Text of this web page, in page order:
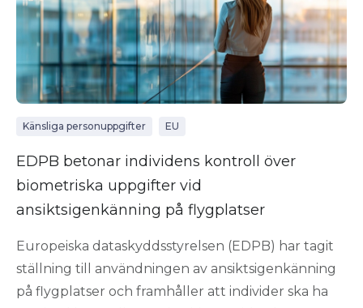
Känsliga personuppgifter EU
EDPB betonar individens kontroll över
biometriska uppgifter vid
ansiktsigenkänning på flygplatser
Europeiska dataskyddsstyrelsen (EDPB) har tagit
ställning till användningen av ansiktsigenkänning
på flygplatser och framhåller att individer ska ha